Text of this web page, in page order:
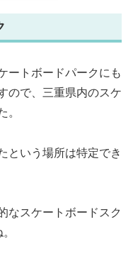
ートボードパークにも
ので、三重県内のスケ
。
という場所は特定でき
なスケートボードスク